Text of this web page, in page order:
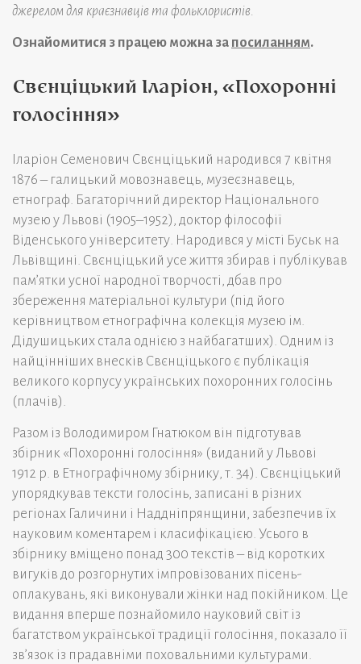
джерелом для краєзнавців та фольклористів.
Ознайомитися з працею можна за посиланням.
Свєнціцький Іларіон, «Похоронні
голосіння»
Іларіон Семенович Свєнціцький народився 7 квітня
1876 – галицький мовознавець, музеєзнавець,
етнограф. Багаторічний директор Національного
музею у Львові (1905–1952), доктор філософії
Віденського університету. Народився у місті Буськ на
Львівщині. Свєнціцький усе життя збирав і публікував
пам’ятки усної народної творчості, дбав про
збереження матеріальної культури (під його
керівництвом етнографічна колекція музею ім.
Дідушицьких стала однією з найбагатших). Одним із
найцінніших внесків Свєнціцького є публікація
великого корпусу українських похоронних голосінь
(плачів).
Разом із Володимиром Гнатюком він підготував
збірник «Похоронні голосіння» (виданий у Львові
1912 р. в Етнографічному збірнику, т. 34). Свєнціцький
упорядкував тексти голосінь, записані в різних
регіонах Галичини і Наддніпрянщини, забезпечив їх
науковим коментарем і класифікацією. Усього в
збірнику вміщено понад 300 текстів – від коротких
вигуків до розгорнутих імпровізованих пісень-
оплакувань, які виконували жінки над покійником. Це
видання вперше познайомило науковий світ із
багатством української традиції голосіння, показало її
зв’язок із прадавніми поховальними культурами.